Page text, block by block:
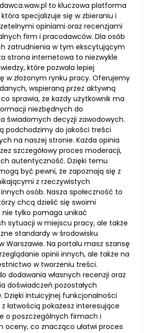
to kluczowa platforma
specjalizuje się w zbieraniu i
opiniami oraz recenzjami
firm i pracodawców. Dla osób
zatrudnienia w tym ekscytującym
strona internetowa to niezwykle
które pozwala lepiej
w złożonym rynku pracy. Oferujemy
wspieraną przez aktywną
sprawia, że każdy użytkownik ma
niezbędnych do
świadomych decyzji zawodowych.
podchodzimy do jakości treści
na naszej stronie. Każda opinia
szczegółowy proces moderacji,
autentyczność. Dzięki temu
być pewni, że zapoznają się z
z rzeczywistych
osób. Nasza społeczność to
chcą dzielić się swoimi
tylko pomaga unikać
sytuacji w miejscu pracy, ale także
standardy w środowisku
Warszawie. Na portalu masz szansę
opinii innych, ale także na
w tworzeniu treści.
dodawania własnych recenzji oraz
doświadczeń pozostałych
Dzięki intuicyjnej funkcjonalności
łatwością pokażesz interesujące
o poszczególnych firmach i
oceny, co znacząco ułatwi proces